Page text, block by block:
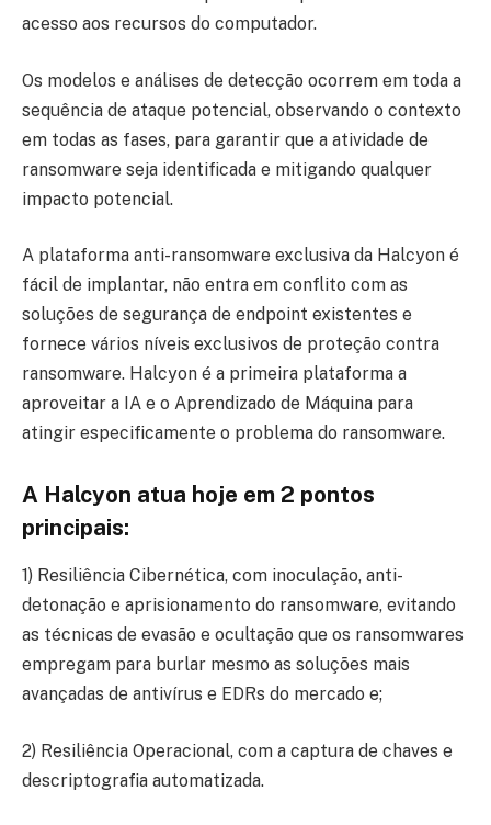
acesso aos recursos do computador.
Os modelos e análises de detecção ocorrem em toda a
sequência de ataque potencial, observando o contexto
em todas as fases, para garantir que a atividade de
ransomware seja identificada e mitigando qualquer
impacto potencial.
A plataforma anti-ransomware exclusiva da Halcyon é
fácil de implantar, não entra em conflito com as
soluções de segurança de endpoint existentes e
fornece vários níveis exclusivos de proteção contra
ransomware. Halcyon é a primeira plataforma a
aproveitar a IA e o Aprendizado de Máquina para
atingir especificamente o problema do ransomware.
A Halcyon atua hoje em 2 pontos
principais:
1) Resiliência Cibernética, com inoculação, anti-
detonação e aprisionamento do ransomware, evitando
as técnicas de evasão e ocultação que os ransomwares
empregam para burlar mesmo as soluções mais
avançadas de antivírus e EDRs do mercado e;
2) Resiliência Operacional, com a captura de chaves e
descriptografia automatizada.